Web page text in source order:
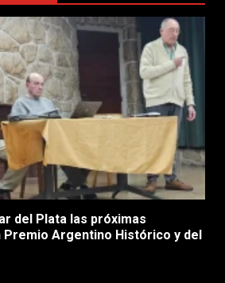
del Plata las próximas
Premio Argentino Histórico y del